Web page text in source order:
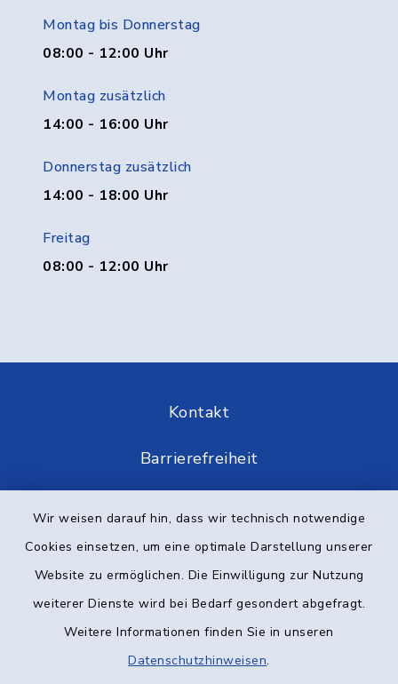
Wir weisen darauf hin, dass wir technisch notwendige
Cookies einsetzen, um eine optimale Darstellung unserer
Website zu ermöglichen. Die Einwilligung zur Nutzung
weiterer Dienste wird bei Bedarf gesondert abgefragt.
Weitere Informationen finden Sie in unseren
Datenschutzhinweisen.
Montag bis Donnerstag
08:00 - 12:00 Uhr
Montag zusätzlich
14:00 - 16:00 Uhr
Donnerstag zusätzlich
14:00 - 18:00 Uhr
Freitag
08:00 - 12:00 Uhr
Kontakt
Barrierefreiheit
Impressum
Elektronische Kommunikation
Sitemap